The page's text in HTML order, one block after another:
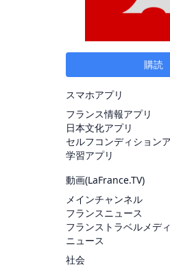
購読
スマホアプリ
フランス情報アプリ
日本文化アプリ
セルフコンディション
学習アプリ
動画(LaFrance.TV)
メインチャンネル
フランスニュース
フランストラベルメデ
ニュース
社会